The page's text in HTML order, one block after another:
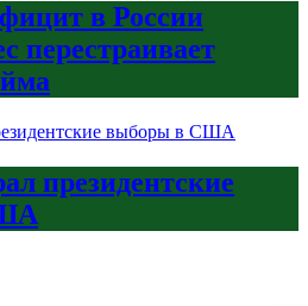
в России
перестраивает
президентские